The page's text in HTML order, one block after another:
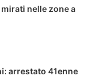
nelle zone a
arrestato 41enne